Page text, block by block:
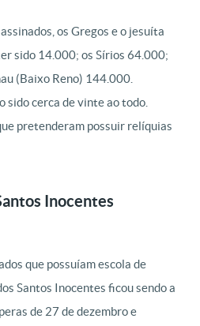
os Gregos e o jesuíta
sido 14.000; os Sírios 64.000;
(Baixo Reno) 144.000.
sido cerca de vinte ao todo.
pretenderam possuir relíquias
Inocentes
que possuíam escola de
Santos Inocentes ficou sendo a
de 27 de dezembro e